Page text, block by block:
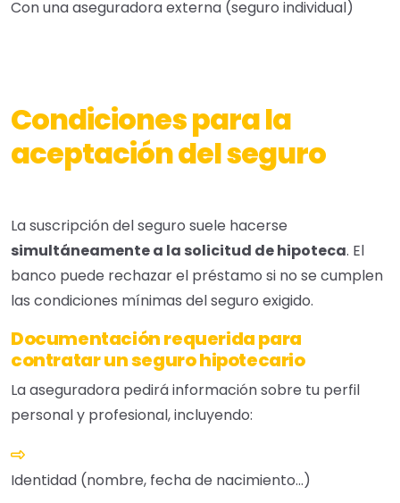
Con una aseguradora externa (seguro individual)
Condiciones para la
aceptación del seguro
La suscripción del seguro suele hacerse
simultáneamente a la solicitud de hipoteca. El
banco puede rechazar el préstamo si no se cumplen
las condiciones mínimas del seguro exigido.
Documentación requerida para
contratar un seguro hipotecario
La aseguradora pedirá información sobre tu perfil
personal y profesional, incluyendo:
Identidad (nombre, fecha de nacimiento…)